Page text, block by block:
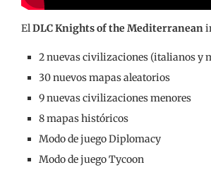
ElDLC Knights of the Mediterranean
2 nuevas civilizaciones (italianos y
30 nuevos mapas aleatorios
9 nuevas civilizaciones menores
8 mapas históricos
Modo de juego Diplomacy
Modo de juego Tycoon